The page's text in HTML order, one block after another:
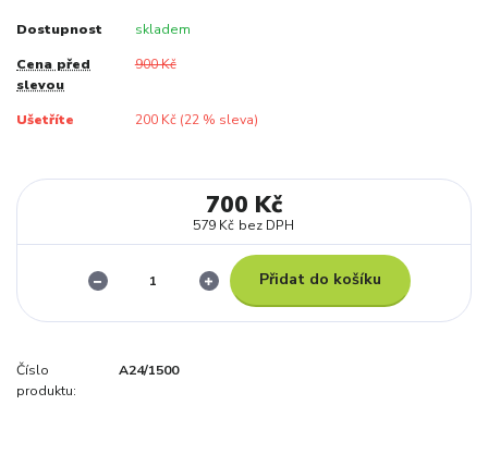
Dostupnost skladem
Cena před
slevou
900 Kč
Ušetříte 200 Kč (22% sleva)
700 Kč
579 Kč bez DPH
Přidat do košíku
Číslo
produktu:
A24/1500